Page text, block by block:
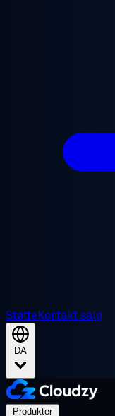
StøtteKontakt salg
DA
Produkter